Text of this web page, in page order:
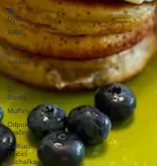
🎃
Dýně
RAW
Cviceni
a
hubnuti
Denik
D-
články
Muffiny
Odpoledni
svačiny
CviKuch
Cvičici
Kuchařka